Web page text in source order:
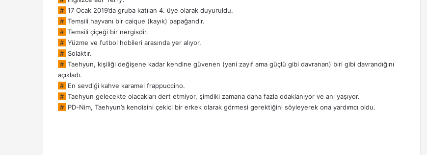
# 17 Ocak 2019’da gruba katılan 4. üye olarak duyuruldu.
# Temsili hayvanı bir caique (kayık) papağandır.
# Temsili çiçeği bir nergisdir.
# Yüzme ve futbol hobileri arasında yer alıyor.
# Solaktır.
# Taehyun, kişiliği değişene kadar kendine güvenen (yani zayıf ama güçlü gibi davranan) biri gibi davrandığını
açıkladı.
# En sevdiği kahve karamel frappuccino.
# Taehyun gelecekte olacakları dert etmiyor, şimdiki zamana daha fazla odaklanıyor ve anı yaşıyor.
# PD-Nim, Taehyun’a kendisini çekici bir erkek olarak görmesi gerektiğini söyleyerek ona yardımcı oldu.